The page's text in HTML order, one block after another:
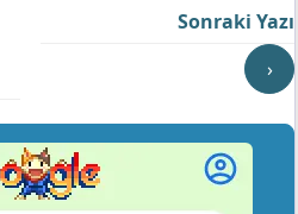
Sonraki Yazı
›